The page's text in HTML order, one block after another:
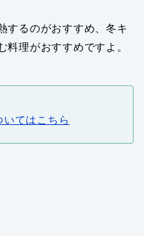
するのがおすすめ、冬キ
料理がおすすめですよ。
てはこちら